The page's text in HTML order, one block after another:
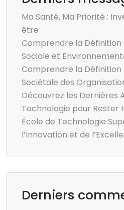
Ma Santé, Ma Priorité :
être
Comprendre la Définition
Sociale et
Comprendre la Définition
Sociétale des
Découvrez les Dernières
Technologie pour Rester
École de Technologie
l’Innovation et de
Derniers